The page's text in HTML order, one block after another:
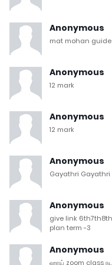
Anonymous
mat mohan
Anonymous
12 mark
Anonymous
12 mark
Anonymous
Gayathri Gayathri
Anonymous
give link
plan term -3
Anonymous
ஹாய் zoom class